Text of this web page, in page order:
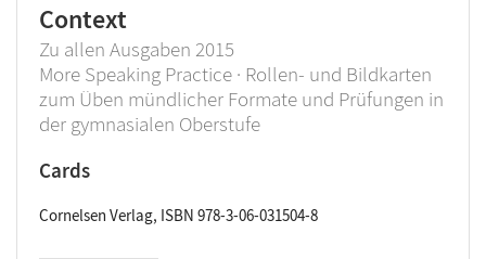
Context
Zu allen Ausgaben 2015
More Speaking Practice · Rollen- und Bildkarten
zum Üben mündlicher Formate und Prüfungen in
der gymnasialen Oberstufe
Cards
Cornelsen Verlag, ISBN 978-3-06-031504-8